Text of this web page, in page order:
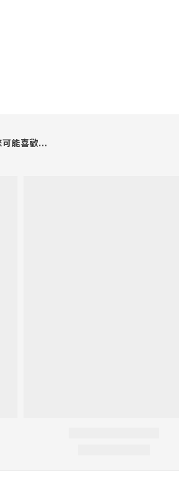
可能喜歡...